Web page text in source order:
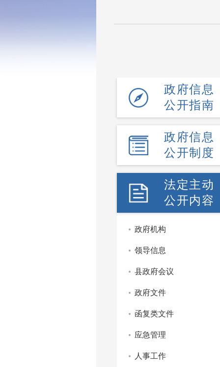
政府信息
公开指南
政府信息
公开制度
法定主动
公开内容
政府机构
领导信息
县政府会议
政府文件
函复类文件
应急管理
人事工作